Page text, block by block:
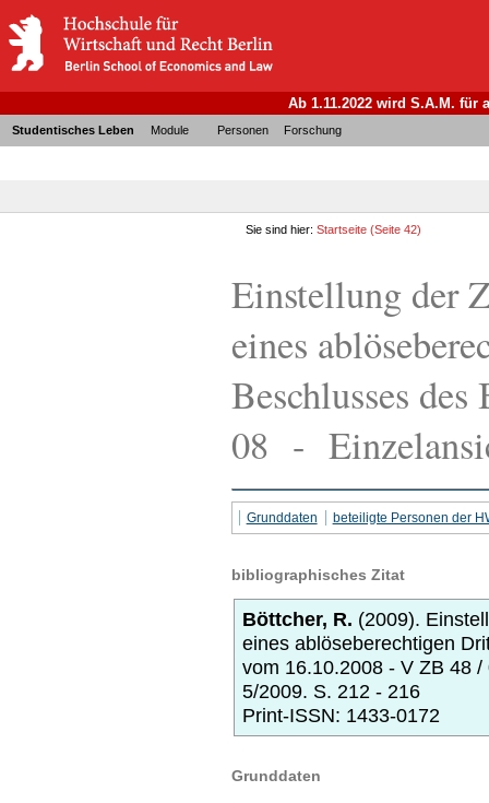
Ab 1.11.2022 wird S.A.M.
Studentisches Leben Module Personen Forschung
Sie sind hier:Startseite (Seite 42)
Einstellung der
eines
Beschlusses
08 -
Grunddaten beteiligte Personen der
bibliographisches Zitat
Böttcher, R. (2009).
eines ablöseberechtigen
vom 16.10.2008 - V ZB 48 /
5/2009. S. 212 - 216
Print-ISSN: 1433-0172
Grunddaten